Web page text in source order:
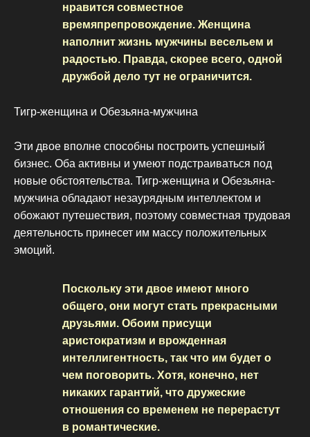
нравится совместное
времяпрепровождение. Женщина
наполнит жизнь мужчины весельем и
радостью. Правда, скорее всего, одной
дружбой дело тут не ограничится.
Тигр-женщина и Обезьяна-мужчина
Эти двое вполне способны построить успешный
бизнес. Оба активны и умеют подстраиваться под
новые обстоятельства. Тигр-женщина и Обезьяна-
мужчина обладают незаурядным интеллектом и
обожают путешествия, поэтому совместная трудовая
деятельность принесет им массу положительных
эмоций.
Поскольку эти двое имеют много
общего, они могут стать прекрасными
друзьями. Обоим присущи
аристократизм и врожденная
интеллигентность, так что им будет о
чем поговорить. Хотя, конечно, нет
никаких гарантий, что дружеские
отношения со временем не перерастут
в романтические.